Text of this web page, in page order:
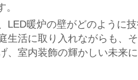
暖炉の壁がどのように
活に取り入れながらも、
室内装飾の輝かしい未来